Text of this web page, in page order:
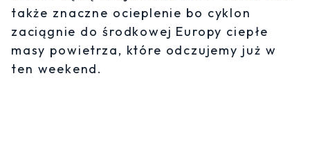
także znaczne ocieplenie bo cyklon
zaciągnie do środkowej Europy ciepłe
masy powietrza, które odczujemy już w
ten weekend.